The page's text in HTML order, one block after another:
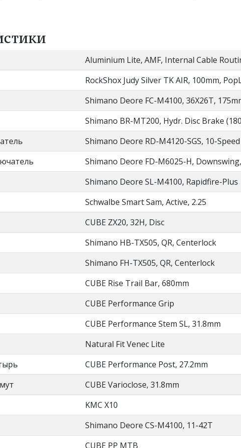
Aluminium Lite, AMF, Internal Cable
RockShox Judy Silver TK AIR, 100mm,
Shimano Deore FC-M4100, 36X26T,
Shimano BR-MT200, Hydr. Disc Brake
Shimano Deore RD-M4120-SGS, 10-Speed
Shimano Deore FD-M6025-H,
Shimano Deore SL-M4100, Rapidfire-Plus
Schwalbe Smart Sam, Active, 2.25
CUBE ZX20, 32H, Disc
Shimano HB-TX505, QR, Centerlock
Shimano FH-TX505, QR, Centerlock
CUBE Rise Trail Bar, 680mm
CUBE Performance Grip
CUBE Performance Stem SL, 31.8mm
Natural Fit Venec Lite
CUBE Performance Post, 27.2mm
CUBE Varioclose, 31.8mm
KMC X10
Shimano Deore CS-M4100, 11-42T
CUBE PP MTB